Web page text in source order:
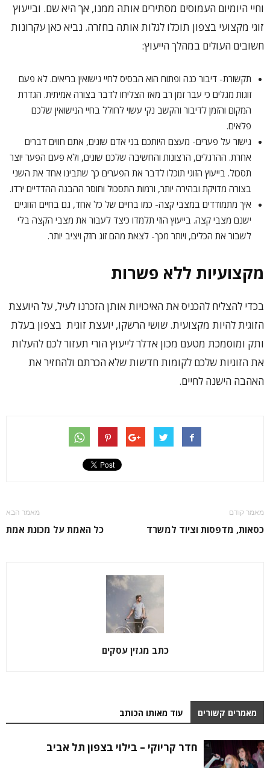
וחיי היומיום העמוסים מסתירים אותה ממנו, אך היא שם. ובייעוץ
זוגי מקצועי בצפון תוכלו לגלות אותה בחזרה. נביא כאן עקרונות
חשובים העולים במהלך הייעוץ:
תקשורת- דיבור כנה ופתוח הוא הבסיס לחיי נישואין בריאים. לא פעם
זוגות מגלים כי עבר זמן רב מאז הצליחו לדבר בצורה אמיתית. הגדרת
המקום והזמן לדיבור והקשב נקי עשוי לחולל בחיי הנישואין שלכם
פלאים.
גישור על פערים- מעצם היותכם בני אדם שונים, אתם חווים דברים
אחרת. ההרגלים, הרצונות והחשיבה שלכם שונים, ולא פעם הפער יוצר
תסכול. בייעוץ הזוגי תוכלו לדבר את הפערים כך שתבינו אחד את השני
בצורה מדויקת ובהירה יותר, ורמות התסכול וחוסר ההבנה ההדדיים ירדו.
איך מתמודדים במצבי קצה- כמו בחיים של כל אחד, גם בחיים הזוגיים
ישנם מצבי קצה. בייעוץ הוזי תלמדו כיצד לעבור את מצבי הקצה בלי
לשבור את הכלים, ויותר מכך- לצאת מהם זוג חזק ויציב יותר.
מקצועיות ללא פשרות
בכדי להצליח להכניס את האיכויות אותן הזכרנו לעיל, על היועצת
הזוגית להיות מקצועית. שושי הרשקו, יועצת זוגית בצפון בעלת
ותק ומוסמכת מטעם מכון אדלר לייעוץ הורי תעזור לכם להעלות
את הזוגיות שלכם לקומות חדשות שלא הכרתם ולהחזיר את
האהבה הישנה לחיים.
מאמר קודם
כסאות, מדפסות וציוד למשרד
מאמר הבא
כל האמת על מכונת אמת
כתב מגזין עסקים
מאמרים קשורים עוד מאותו הכותב
חדר קריוקי – בילוי בצפון תל אביב